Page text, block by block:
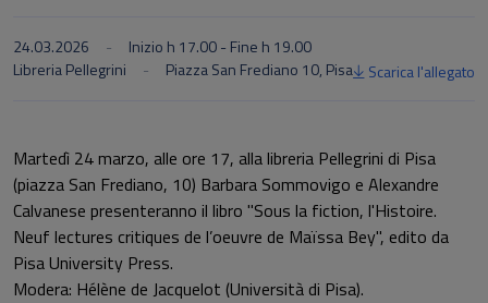
24.03.2026
Inizio h 17.00 - Fine h 19.00
Libreria Pellegrini
Piazza San Frediano 10, Pisa Scarica l'allegato
Martedì 24 marzo, alle ore 17, alla libreria Pellegrini di Pisa
(piazza San Frediano, 10) Barbara Sommovigo e Alexandre
Calvanese presenteranno il libro "Sous la fiction, l'Histoire.
Neuf lectures critiques de l’oeuvre de Maïssa Bey", edito da
Pisa University Press.
Modera: Hélène de Jacquelot (Università di Pisa).